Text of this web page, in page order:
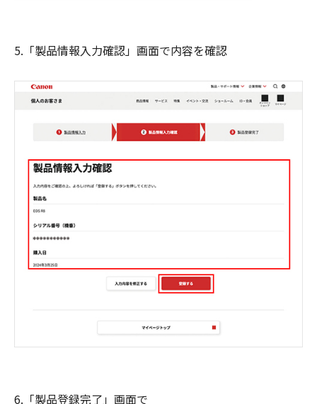
5.「製品情報入力確認」画面で内容を確認
6.「製品登録完了」画面で